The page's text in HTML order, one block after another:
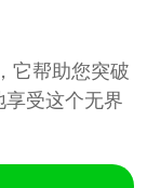
它帮助您突破
受这个无界